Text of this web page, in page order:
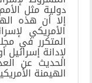
دولية مثل
إلا أن هذه
الأمريكي
المتكرر في
لإدانة
الحديث عن
الهيمنة